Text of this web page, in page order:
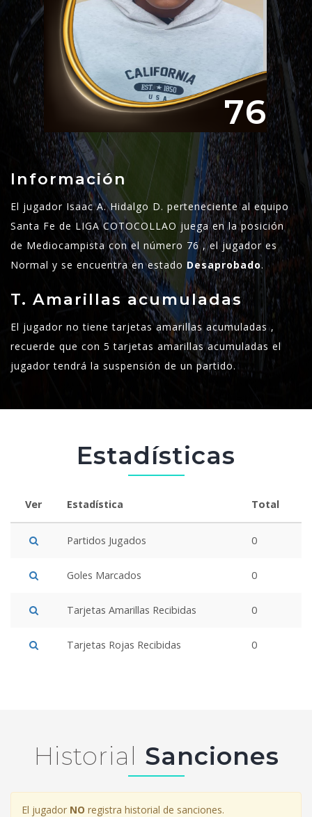
76
Información
El jugador Isaac A. Hidalgo D. perteneciente al equipo
Santa Fe de LIGA COTOCOLLAO juega en la posición
de Mediocampista con el número 76 , el jugador es
Normal y se encuentra en estadoDesaprobado.
T. Amarillas acumuladas
El jugador no tiene tarjetas amarillas acumuladas ,
recuerde que con 5 tarjetas amarillas acumuladas el
jugador tendrá la suspensión de un partido.
Estadísticas
Ver Estadística Total
Partidos Jugados 0
Goles Marcados 0
Tarjetas Amarillas Recibidas 0
Tarjetas Rojas Recibidas 0
Historial Sanciones
El jugador NO registra historial de sanciones.